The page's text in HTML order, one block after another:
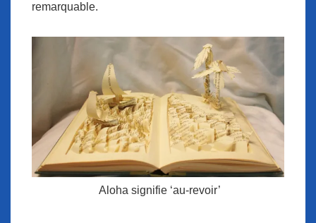
remarquable.
Aloha signifie ‘au-revoir’